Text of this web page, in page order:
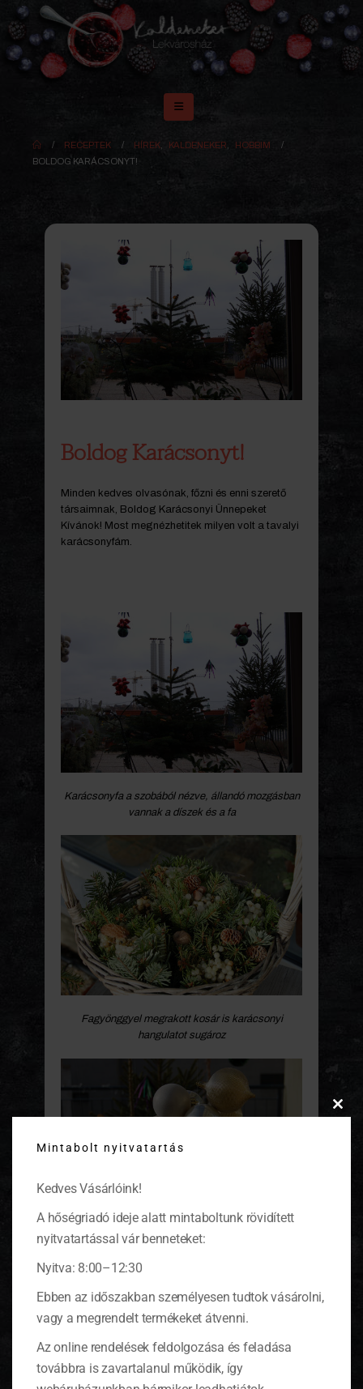
RECEPTEK HÍREK KALDENEKER
HOBBIM
BOLDOG KARÁCSONYT!
Boldog Karácsonyt!
Minden kedves olvasónak, főzni és enni szerető
társaimnak, Boldog Karácsonyi Ünnepeket
Kívánok! Most megnézhetitek milyen volt a tavalyi
karácsonyfám.
Karácsonyfa a szobából nézve, állandó mozgásban
vannak a díszek és a fa
Fagyönggyel megrakott kosár is karácsonyi
hangulatot sugároz
Az üvegdíszek csokorbakötve lógnak a fa körül
Mintabolt nyitvatartás
Kedves Vásárlóink!
A hőségriadó ideje alatt mintaboltunk rövidített
nyitvatartással vár benneteket:
Nyitva: 8:00–12:30
Ebben az időszakban személyesen tudtok vásárolni,
vagy a megrendelt termékeket átvenni.
Az online rendelések feldolgozása és feladása
továbbra is zavartalanul működik, így